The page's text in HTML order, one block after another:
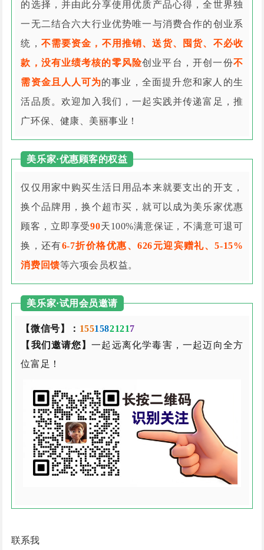
的选择，并由此分享使用优质产品心得，全世界独
一无二结合六大行业优势唯一与消费合作的创业系
统， 不需要资金，不用推销、送货、囤货、不必收
款，没有业绩考核的零风险创业平台，开创一份不
需资金且人人可为的事业，全面提升您和家人的生
活品质。欢迎加入我们，一起实践并传递富足，推
广环保、健康、美丽事业！
美乐家·优惠顾客的权益
仅仅用家中购买生活日用品本来就要支出的开支，
换个品牌用，换个超市买，就可以成为美乐家优惠
顾客，立即享受90天100%满意保证，不满意可退可
换，还有6-7折价格优惠、626元迎宾赠礼、5-15%
消费回馈等六项会员权益。
美乐家·试用会员邀请
【微信号】： 15515821217
【我们邀请您】一起远离化学毒害，一起迈向全方
位富足！
联系我